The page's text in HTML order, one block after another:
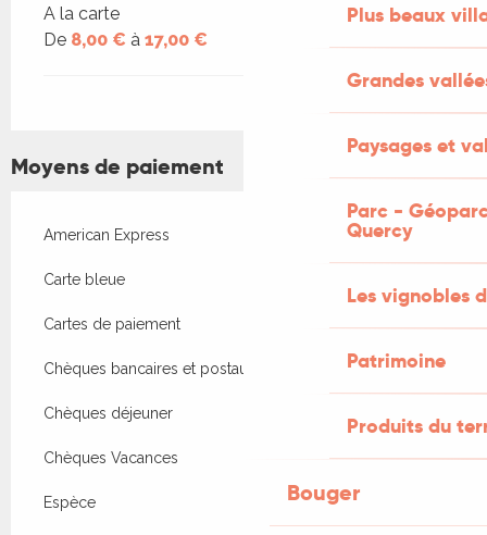
Plus beaux
Grandes
Paysages et
Parc -
Quercy
Les vignobles
Patrimoine
Produits du
Bouger
A la carte
De 8,00 € à 17,00 €
Moyens de paiement
American Express
Carte bleue
Cartes de paiement
Chèques bancaires et postaux
Chèques déjeuner
Chèques Vacances
Espèce